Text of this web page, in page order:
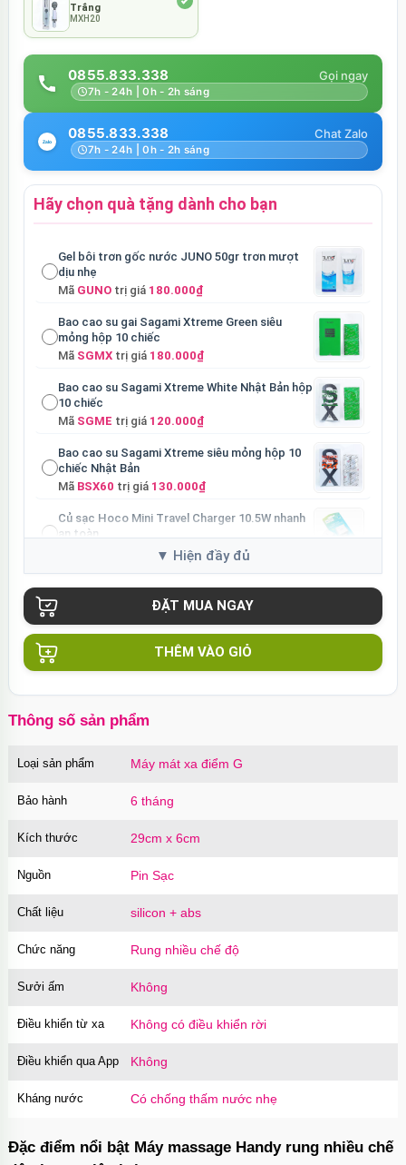
Trắng
MXH20
0855.833.338
7h - 24h | 0h - 2h sáng
0855.833.338
7h - 24h | 0h - 2h sáng
Hãy chọn quà tặng dành cho bạn
Gel bôi trơn gốc nước JUNO 50gr trơn mượt
dịu nhẹ
Mã GUNOtrị giá 180.000₫
Bao cao su gai Sagami Xtreme Green siêu
mỏng hộp 10 chiếc
Mã SGMXtrị giá 180.000₫
Bao cao su Sagami Xtreme White Nhật Bản hộp
10 chiếc
Mã SGME trị giá 120.000₫
Bao cao su Sagami Xtreme siêu mỏng hộp 10
chiếc Nhật Bản
Mã BSX60 trị giá 130.000₫
Củ sạc Hoco Mini Travel Charger 10.5W nhanh
an toàn
90.000₫
THÊM VÀO GIỎ
Thông số sản phẩm
Loại sản phẩm Máy mát xa điểm G
Bảo hành 6 tháng
Kích thước 29cm x 6cm
Nguồn Pin Sạc
Chất liệu silicon + abs
Chức năng Rung nhiều chế độ
Sưởi ấm Không
Điều khiển từ xa Không có điều khiển rời
Điều khiển qua App Không
Kháng nước Có chống thấm nước nhẹ
Đặc điểm nổi bật Máy massage Handy rung nhiều chế